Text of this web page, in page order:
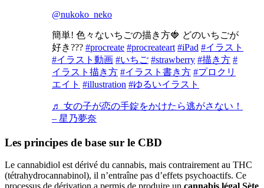
@nukoko_neko
簡単! 色々ないちごの描き方🍓 どのいちごが
好き??? #procreate #procreateart #iPad #イラスト
#イラスト動画 #いちご #strawberry #描き方 #
イラスト描き方 #イラスト書き方 #プロクリ
エイト #illustration #ゆるいイラスト
♬ 女の子が恋の手錠をかけたら逃がさない！
– 星乃夢奈
Les principes de base sur le CBD
Le cannabidiol est dérivé du cannabis, mais contrairement au THC
(tétrahydrocannabinol), il n’entraîne pas d’effets psychoactifs. Ce